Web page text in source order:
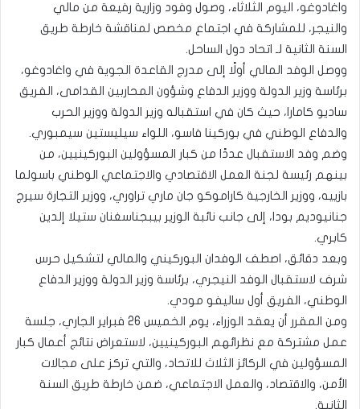
واغادوغو، اليوم الثلاثاء، وصول وفود وزارية رفيعة من مالي
والنيجر، للمشاركة في اجتماع مخصص لمناقشة خارطة طريق
السنة الثانية لـ اتحاد دول الساحل.
ووصل الوفد المالي أولًا إلى مدرج القاعدة الجوية في واغادوغو،
برئاسة وزير الدولة ووزير الدفاع وشؤون المحاربين القدامى، الفريق
ساديو كامارا، حيث كان في استقباله وزير الدولة ووزير الحرب
والدفاع الوطني في بوركينا فاسو، اللواء سيليستين سيمبوري.
وضم وفد الاستقبال عددًا من كبار المسؤولين البوركينيين، من
بينهم رئيسة لجنة العمل الاقتصادي والاجتماعي الوطني باسولما
بازييه، ووزير الخارجية كاراموكو جان ماري تراوري، ووزير التجارة سيرج
جنانيوديم بودا، إلى جانب نائبة الوزير بيبجناسغنان ستيلا إلدين
كابري.
وبعد دقائق، اصطف الوفدان البوركيني والمالي لتشكيل حرس
شرف لاستقبال الوفد النيجري، برئاسة وزير الدولة ووزير الدفاع
الوطني، الفريق أول ساليفو مودي.
ومن المقرر أن يعقد الوزراء، يوم الخميس 26 فبراير الجاري، جلسة
عمل مشتركة مع نظرائهم البوركينيين، لاستعراض نتائج أعمال كبار
المسؤولين في الركائز الثلاث للاتحاد، والتي تركز على مجالات
الأمن، والاقتصاد، والعمل الاجتماعي، ضمن خارطة طريق السنة
الثانية.